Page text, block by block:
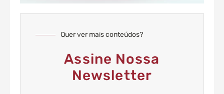
Quer ver mais conteúdos?
Assine Nossa
Newsletter